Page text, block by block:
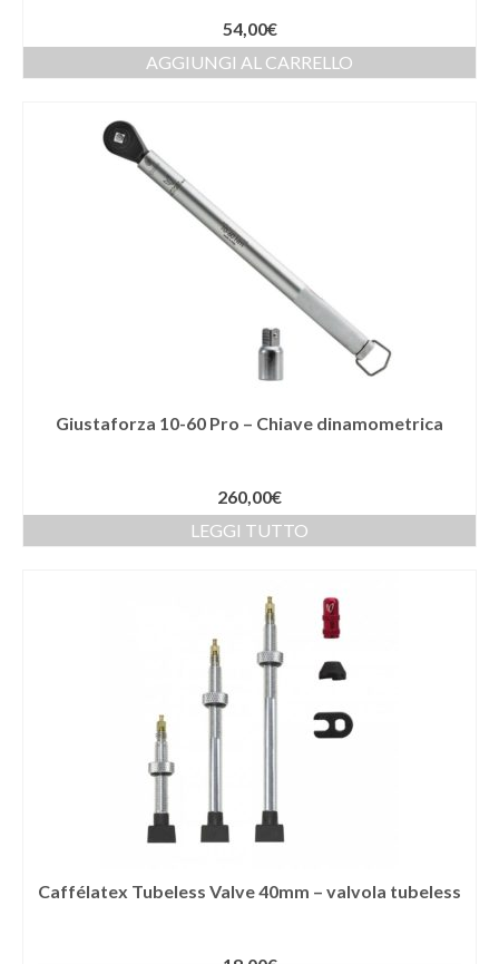
54,00€
AGGIUNGI AL CARRELLO
Giustaforza 10-60 Pro – Chiave dinamometrica
260,00€
LEGGI TUTTO
Caffélatex Tubeless Valve 40mm – valvola tubeless